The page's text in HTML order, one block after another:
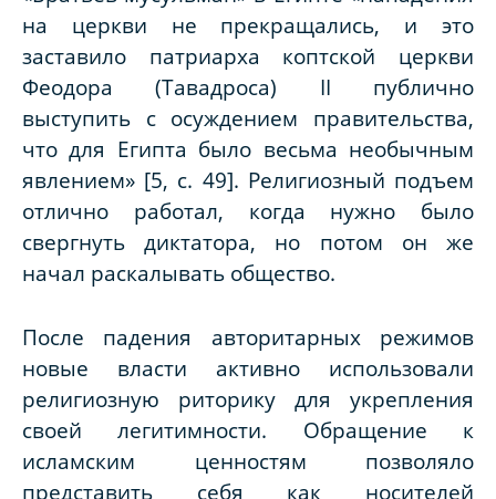
на церкви не прекращались, и это
заставило патриарха коптской церкви
Феодора (Тавадроса) II публично
выступить с осуждением правительства,
что для Египта было весьма необычным
явлением» [5, с. 49]. Религиозный подъем
отлично работал, когда нужно было
свергнуть диктатора, но потом он же
начал раскалывать общество.
После падения авторитарных режимов
новые власти активно использовали
религиозную риторику для укрепления
своей легитимности. Обращение к
исламским ценностям позволяло
представить себя как носителей